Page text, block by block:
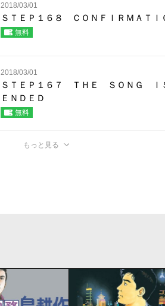
2018/03/01
ＳＴＥＰ１６８ ＣＯＮＦＩＲＭＡＴＩ
無料
2018/03/01
ＳＴＥＰ１６７ ＴＨＥ ＳＯＮＧ
ＥＮＤＥＤ
無料
もっと見る